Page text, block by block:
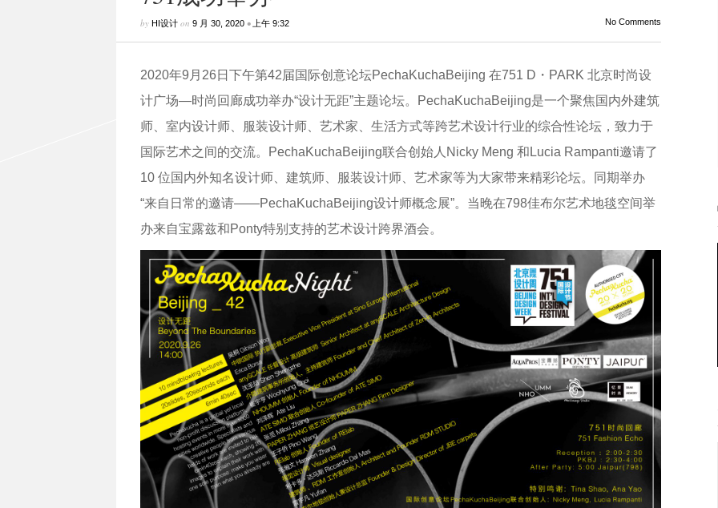
by HI设计on 9 月 30, 2020• 上午 9:32 No Comments
2020年9月26日下午第42届国际创意论坛PechaKuchaBeijing 在751 D・PARK 北京时尚设
计广场—时尚回廊成功举办“设计无距”主题论坛。PechaKuchaBeijing是一个聚焦国内外建筑
师、室内设计师、服装设计师、艺术家、生活方式等跨艺术设计行业的综合性论坛，致力于
国际艺术之间的交流。PechaKuchaBeijing联合创始人Nicky Meng 和Lucia Rampanti邀请了
10 位国内外知名设计师、建筑师、服装设计师、艺术家等为大家带来精彩论坛。同期举办
“来自日常的邀请——PechaKuchaBeijing设计师概念展”。当晚在798佳布尔艺术地毯空间举
办来自宝露兹和Ponty特别支持的艺术设计跨界酒会。